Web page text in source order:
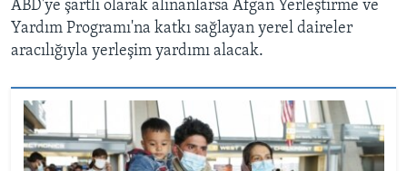
ABD'ye şartlı olarak alınanlarsa Afgan Yerleştirme ve
Yardım Programı'na katkı sağlayan yerel daireler
aracılığıyla yerleşim yardımı alacak.